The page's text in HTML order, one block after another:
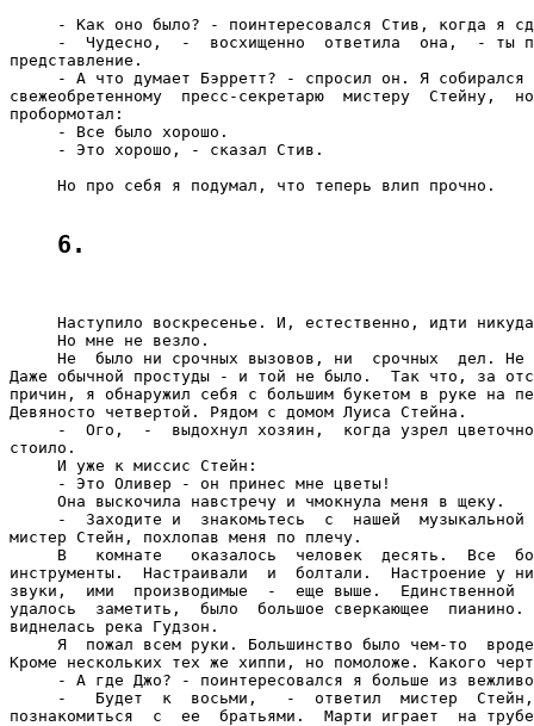
- Как оно было? - поинтересовался Стив, когда я
-  Чудесно,  -  восхищенно  ответила  она,  - ты
представление.
- А что думает Бэрретт? - спросил он. Я собирался
свежеобретенному  пресс-секретарю  мистеру  Стейну,
пробормотал:
     - Все было хорошо.
     - Это хорошо, - сказал Стив.
     Но про себя я подумал, что теперь влип прочно.
6.
Наступило воскресенье. И, естественно, идти
     Но мне не везло.
Не  было ни срочных вызовов, ни  срочных  дел. Не
Даже обычной простуды - и той не было.  Так что, за
причин, я обнаружил себя с большим букетом в руке на
Девяносто четвертой. Рядом с домом Луиса Стейна.
-  Ого,  -  выдохнул хозяин,  когда узрел
стоило.
     И уже к миссис Стейн:
     - Это Оливер - он принес мне цветы!
     Она выскочила навстречу и чмокнула меня в щеку.
-  Заходите и  знакомьтесь  с  нашей  музыкальной
мистер Стейн, похлопав меня по плечу.
В   комнате   оказалось  человек  десять.  Все
инструменты.  Настраивали  и  болтали.  Настроение у
звуки,  ими  производимые  -  еще выше.  Единственной
удалось  заметить,  было  большое сверкающее  пианино.
виднелась река Гудзон.
Я  пожал всем руки. Большинство было чем-то
Кроме нескольких тех же хиппи, но помоложе. Какого
- А где Джо? - поинтересовался я больше из
-   Будет  к  восьми,   -  ответил  мистер
познакомиться  с  ее  братьями.  Марти играет  на